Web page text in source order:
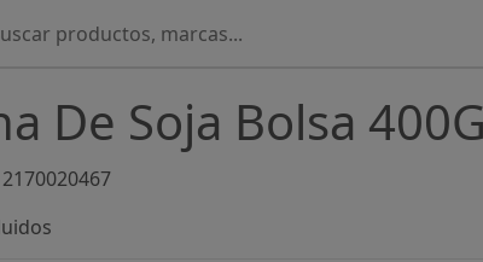
De Soja Bolsa